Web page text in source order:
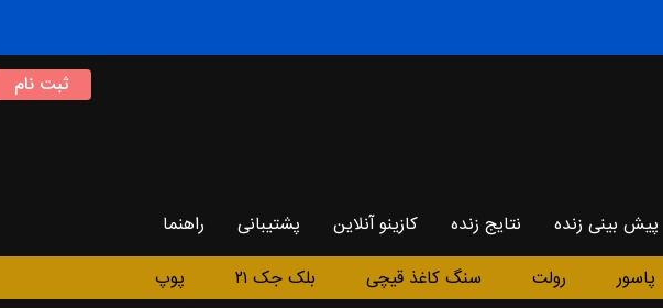
ثبت نام
پیش بینی زنده نتایج زنده کازینو آنلاین پشتیبانی راهنما
پاسور رولت سنگ کاغذ قیچی بلک جک ۲۱ پوپ